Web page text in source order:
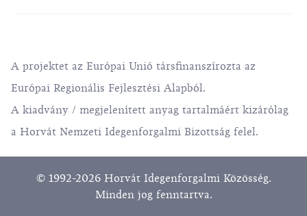
A projektet az Európai Unió társfinanszírozta az
Európai Regionális Fejlesztési Alapból.
A kiadvány / megjelenített anyag tartalmáért kizárólag
a Horvát Nemzeti Idegenforgalmi Bizottság felel.
© 1992-2026 Horvát Idegenforgalmi Közösség.
Minden jog fenntartva.